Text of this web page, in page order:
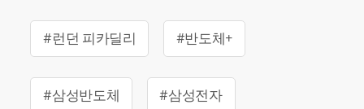
#런던 피카딜리 #반도체+
#삼성반도체 #삼성전자